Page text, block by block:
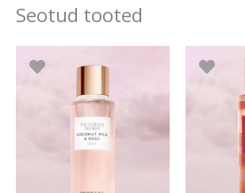
Seotud tooted
hind
27.90 €.
20.92 €.